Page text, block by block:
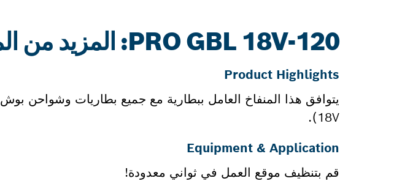
PRO GBL 18V-120: المزيد من المعلومات
Product Highlights
18V).
Equipment & Application
قم بتنظيف موقع العمل في ثواني معدودة!